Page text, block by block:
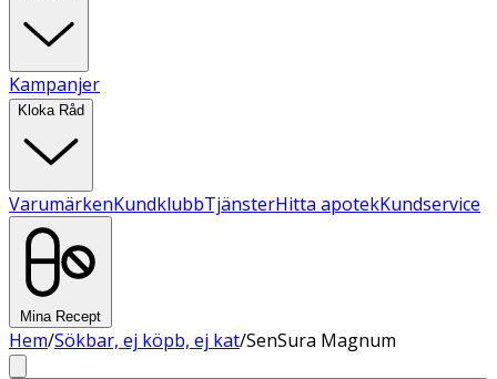
Kampanjer
Kloka Råd
VarumärkenKundklubbTjänsterHitta apotekKundservice
Mina Recept
Hem/Sökbar, ej köpb, ej kat/SenSura Magnum